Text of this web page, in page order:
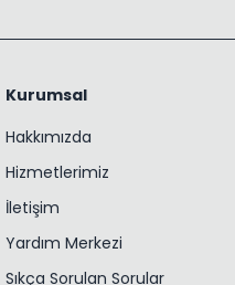
Kurumsal
Hakkımızda
Hizmetlerimiz
İletişim
Yardım Merkezi
Sıkça Sorulan Sorular